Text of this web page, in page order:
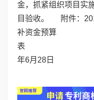
金，抓紧组织项目实
目验收。 附件：
补资金预算
表
年6月28日